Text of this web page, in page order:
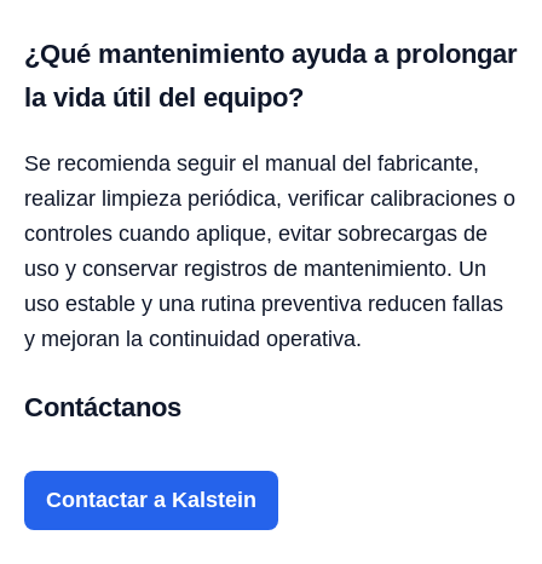
¿Qué mantenimiento ayuda a prolongar
la vida útil del equipo?
Se recomienda seguir el manual del fabricante,
realizar limpieza periódica, verificar calibraciones o
controles cuando aplique, evitar sobrecargas de
uso y conservar registros de mantenimiento. Un
uso estable y una rutina preventiva reducen fallas
y mejoran la continuidad operativa.
Contáctanos
Contactar a Kalstein